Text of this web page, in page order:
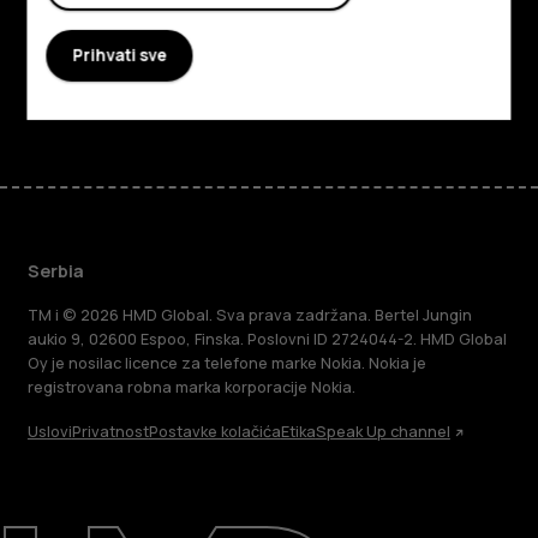
Podrška
Serbia
TM i © 2026 HMD Global. Sva prava zadržana. Bertel Jungin
aukio 9, 02600 Espoo, Finska. Poslovni ID 2724044-2. HMD Global
Oy je nosilac licence za telefone marke Nokia. Nokia je
registrovana robna marka korporacije Nokia.
UsloviPrivatnostPostavke kolačićaEtikaSpeak Up channel
Prihvati sve